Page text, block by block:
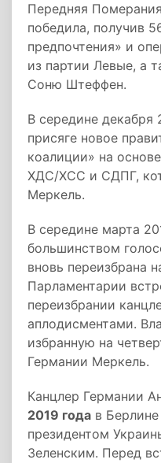
Передняя
победила, получив
предпочтения» и
из партии Левые, а
Соню Штеффен.
В середине декабря
присяге новое
коалиции» на
ХДС/ХСС и СДПГ,
Меркель.
В середине марта
большинством
вновь переизбрана
Парламентарии
переизбрании
аплодисментами.
избранную на
Германии Меркель.
Канцлер Германии
2019 года в
президентом
Зеленским. Перед